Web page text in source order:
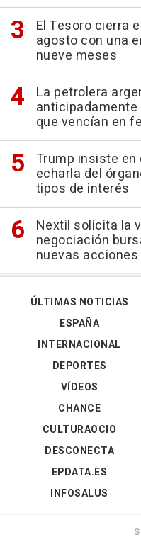
El Tesoro cierra
agosto con una
nueve meses
La petrolera
que vencían en
Trump insiste
echarla del
tipos de interés
Nextil solicita la
negociación
nuevas acciones
ÚLTIMAS NOTICIAS
ESPAÑA
INTERNACIONAL
DEPORTES
VÍDEOS
CHANCE
CULTURAOCIO
DESCONECTA
EPDATA.ES
INFOSALUS